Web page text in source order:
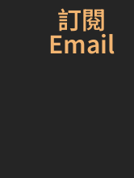
訂閱
Email